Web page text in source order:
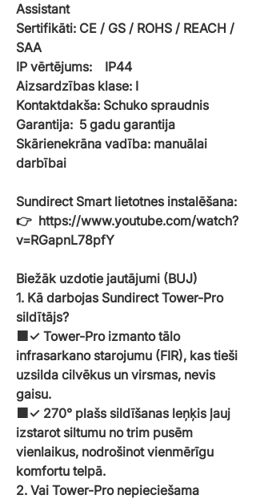
Assistant
Sertifikāti: CE / GS / ROHS / REACH /
SAA
IP vērtējums: IP44
Aizsardzības klase: I
Kontaktdakša: Schuko spraudnis
Garantija: 5 gadu garantija
Skārienekrāna vadība: manuālai
darbībai
Sundirect Smart lietotnes instalēšana:
👉 https://www.youtube.com/watch?
v=RGapnL78pfY
Biežāk uzdotie jautājumi (BUJ)
1. Kā darbojas Sundirect Tower-Pro
sildītājs?
🟧✓ Tower-Pro izmanto tālo
infrasarkano starojumu (FIR), kas tieši
uzsilda cilvēkus un virsmas, nevis
gaisu.
🟧✓ 270° plašs sildīšanas leņķis ļauj
izstarot siltumu no trim pusēm
vienlaikus, nodrošinot vienmērīgu
komfortu telpā.
2. Vai Tower-Pro nepieciešama